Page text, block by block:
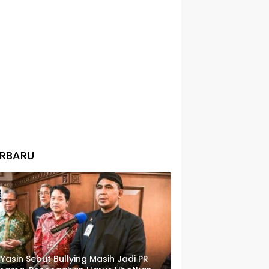
Sebut Bullying Masih Jadi PR